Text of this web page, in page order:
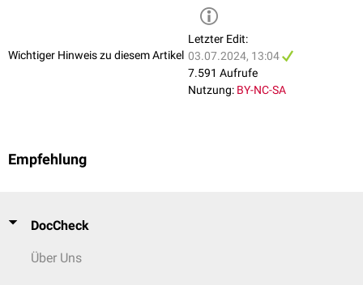
langsohlige Einlage
Plantarfasziitis-Einlage
Hohlfußeinlage
Wichtiger Hinweis zu diesem Artikel
Letzter Edit:
03.07.2024, 13:04
7.591 Aufrufe
Nutzung: BY-NC-SA
Empfehlung
DocCheck
Über Uns